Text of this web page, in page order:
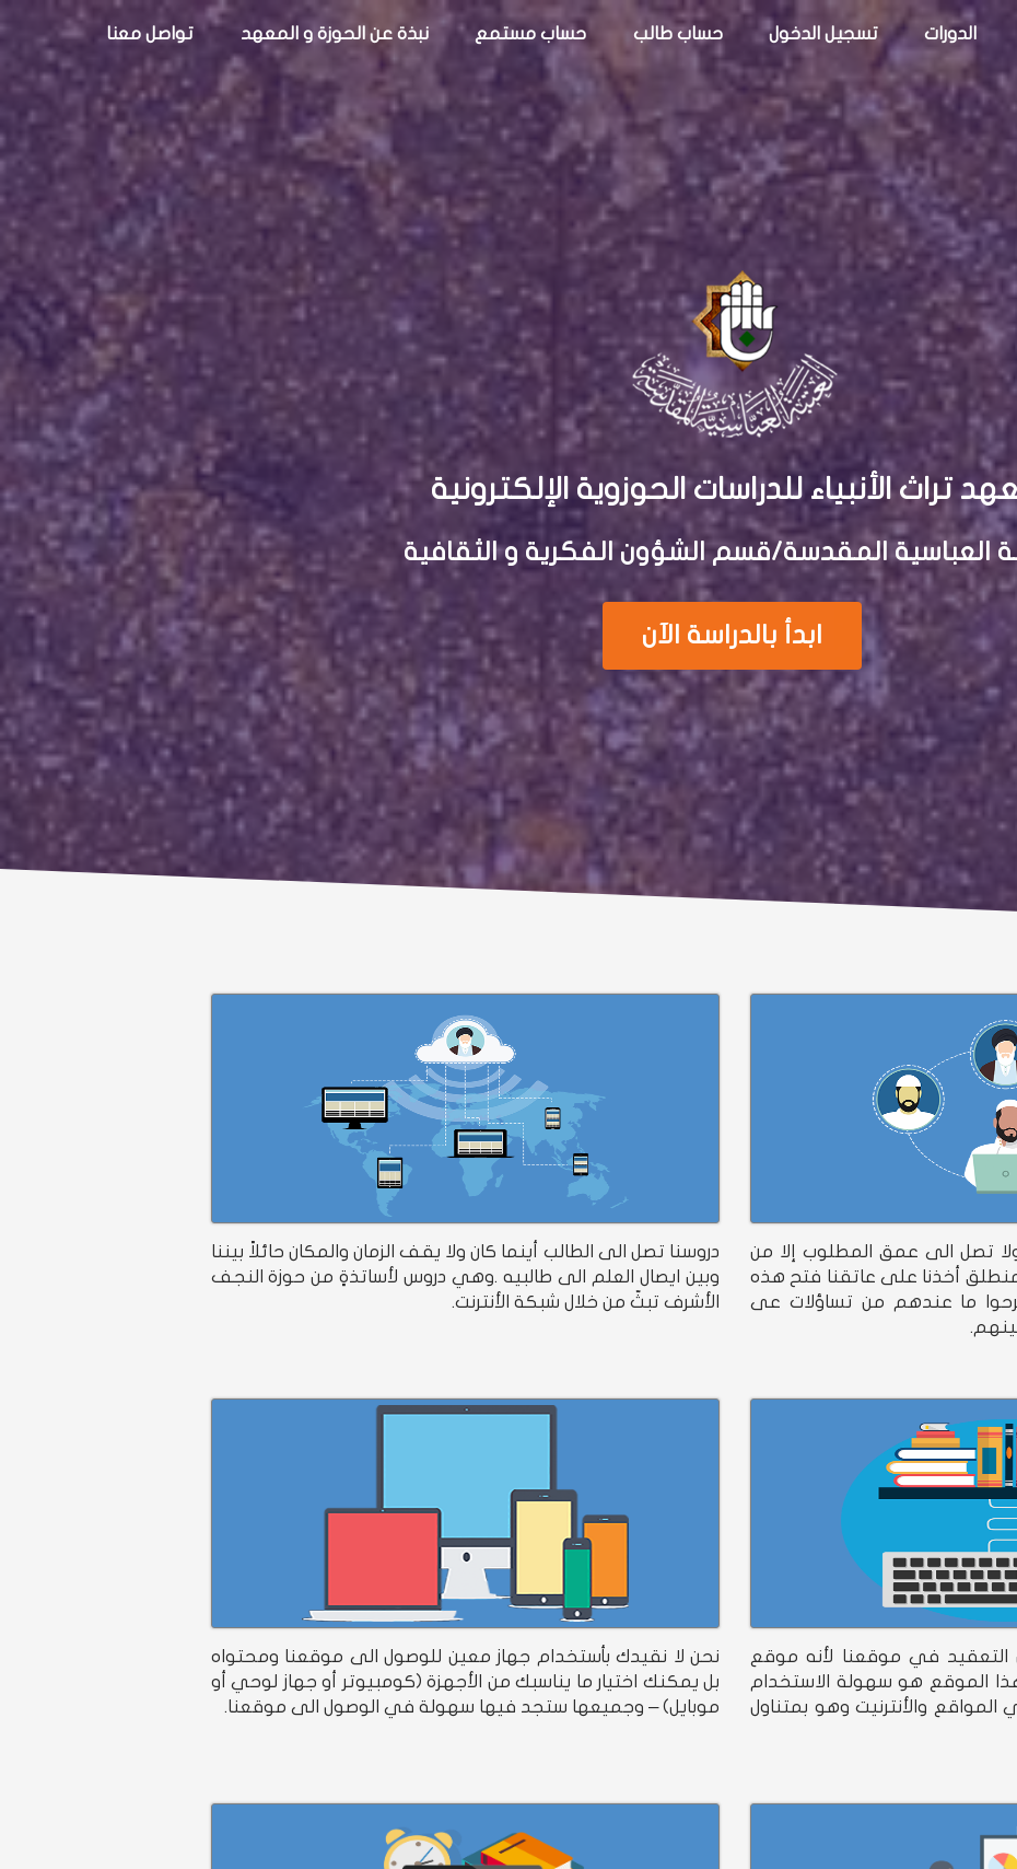
الدورات تسجيل الدخول حساب طالب حساب مستمع نبذة عن الحوزة و المعهد تواصل معنا
تراث الأنبياء للدراسات الحوزوية الإلكترونية
العباسية المقدسة/قسم الشؤون الفكرية و الثقافية
ابدأ بالدراسة الآن
دروسنا تصل الى الطالب أينما كان ولا يقف الزمان والمكان حائلاً بيننا
وبين ايصال العلم الى طالبيه .وهي دروس لأساتذةٍ من حوزة النجف
الأشرف تبثّ من خلال شبكة الأنترنت.
تصل الى عمق المطلوب إلا من
أخذنا على عاتقنا فتح هذه
ما عندهم من تساؤلات عى
نحن لا نقيدك بأستخدام جهاز معين للوصول الى موقعنا ومحتواه
بل يمكنك اختيار ما يناسبك من الأجهزة (كومبيوتر أو جهاز لوحي أو
موبايل) – وجميعها ستجد فيها سهولة في الوصول الى موقعنا.
التعقيد في موقعنا لأنه موقع
الموقع هو سهولة الاستخدام
والأنترنيت وهو بمتناول